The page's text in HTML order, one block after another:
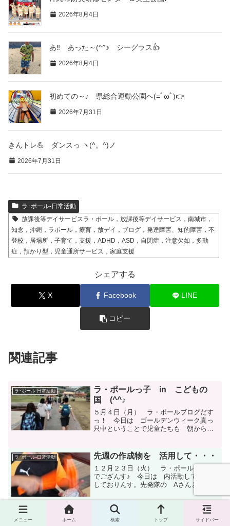
2026年8月4日
あ‼ あった～(^^♪ シーグラス👍
2026年8月4日
初めての～♪ 県総合運動公園へ(=ﾟωﾟ)👉
2026年7月31日
きんトレ💪 ダンスっ ヽ(^。^)ノ
2026年7月31日
ラ･ポール-日常活動
放課後等デイサービスラ・ポール，放課後等デイサービス，南城市，
知念，沖縄，ラポール，療育，放デイ，ブログ，発達障害、知的障害，不
登校，居場所，子育て，支援，ADHD，ASD，自閉症，注意欠如，多動
症，預かり型，児童通所サービス，家庭支援
シェアする
X Facebook LINE
コピー
関連記事
ラ･ポール-日常活動
ラ・ポールっ子 in こどもの
国 (^^♪
５月４日（月） ラ・ポールブログだす
っ！ 今日は ゴールデンウィーク真っ
只中ということで児童たちも 朝から
ということで 楽しみ Maxっ(^O^)／
♪ 今日は...
ラ･ポール-日常活動 先週の作成物を 活用して・・・
１２月２３日（火） ラ・ポールブログ
でござんす♪ 今日は 内活動して 過ご
しておりんす。先発隊の Aさんと Kさ
んは お互い 声をかけあって 「 ア
ルミ玉 」 に 着手っ(^^♪最近、 ア
ルミ玉が トレンドの ラ・ポール。
昨日までで 得た...
ラ･ポール-日常活動 台風の影響で・・・
メニュー ホーム 検索 トップ サイドバー